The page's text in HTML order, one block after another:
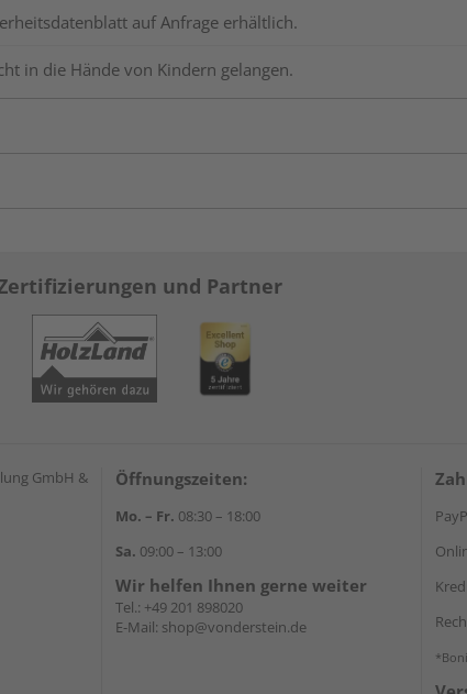
auf Anfrage erhältlich.
in die Hände von Kindern gelangen.
und Partner
GmbH &
Öffnungszeiten:
Mo. – Fr. 08:30 – 18:00
Sa. 09:00 – 13:00
Wir helfen Ihnen gerne weiter
Tel.: +49 201 898020
E-Mail: shop@vonderstein.de